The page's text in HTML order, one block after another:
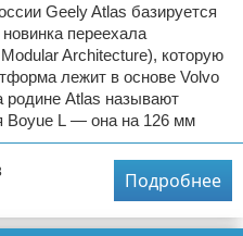
Geely Atlas базируется
переехала
Architecture), которую
лежит в основе Volvo
родине Atlas называют
Boyue L — она на 126 мм
Подробнее